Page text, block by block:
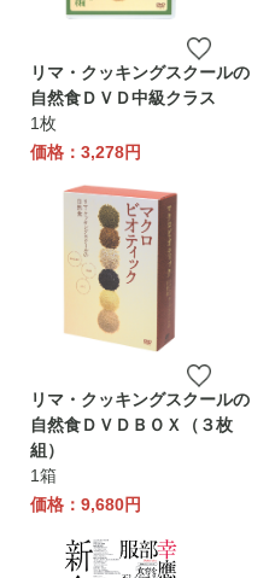
リマ・クッキングスクールの
自然食ＤＶＤ中級クラス
1枚
価格：3,278円
リマ・クッキングスクールの
自然食ＤＶＤＢＯＸ（３枚
組）
1箱
価格：9,680円